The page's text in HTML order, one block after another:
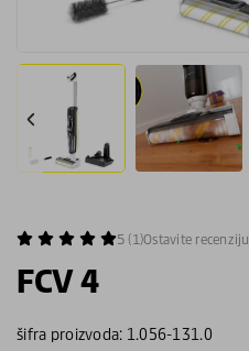
5 (1)Ostavite recenziju
FCV 4
šifra proizvoda: 1.056-131.0